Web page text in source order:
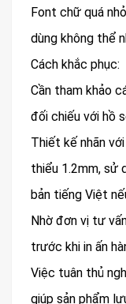
Font chữ quá
dùng không thể
Cách khắc phục:
Cần tham khảo
đối chiếu với hồ
Thiết kế nhãn
thiểu 1.2mm, sử
bản tiếng Việt
Nhờ đơn vị tư
trước khi in ấn
Việc tuân thủ
giúp sản phẩm